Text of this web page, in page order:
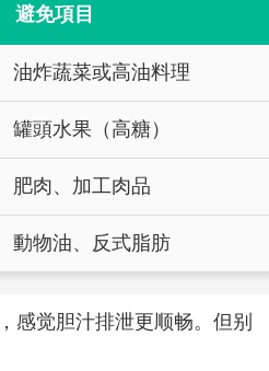
避免項目
油炸蔬菜或高油料理
罐頭水果（高糖）
肥肉、加工肉品
動物油、反式脂肪
感觉胆汁排泄更顺畅。但别